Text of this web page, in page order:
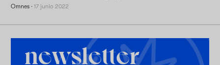
Omnes ·17 junio 2022